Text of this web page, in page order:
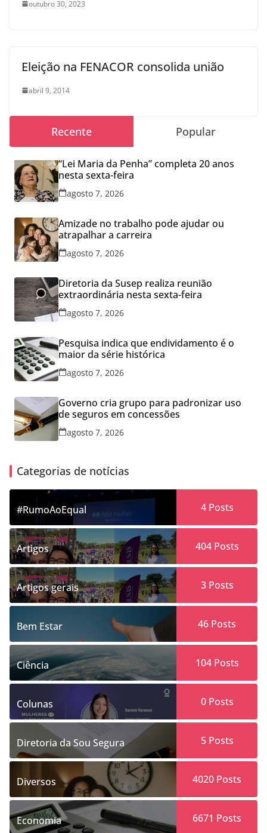
outubro 30, 2023
Eleição na FENACOR consolida união
abril 9, 2014
Recente Popular
“Lei Maria da Penha” completa 20 anos
nesta sexta-feira
agosto 7, 2026
Amizade no trabalho pode ajudar ou
atrapalhar a carreira
agosto 7, 2026
Diretoria da Susep realiza reunião
extraordinária nesta sexta-feira
agosto 7, 2026
Pesquisa indica que endividamento é o
maior da série histórica
agosto 7, 2026
Governo cria grupo para padronizar uso
de seguros em concessões
agosto 7, 2026
Categorias de notícias
#RumoAoEqual 4Posts
Artigos 404Posts
Artigos gerais 3Posts
Bem Estar 46 Posts
Ciência 104Posts
Colunas 0Posts
Diretoria da Sou Segura 5Posts
Diversos 4020 Posts
Economia 6671 Posts